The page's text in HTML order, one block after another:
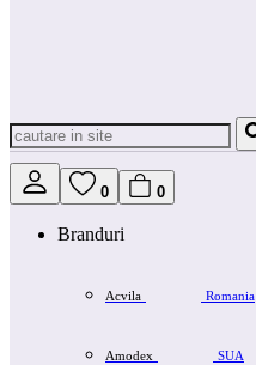
0 0
Branduri
Acvila Romania
Amodex SUA